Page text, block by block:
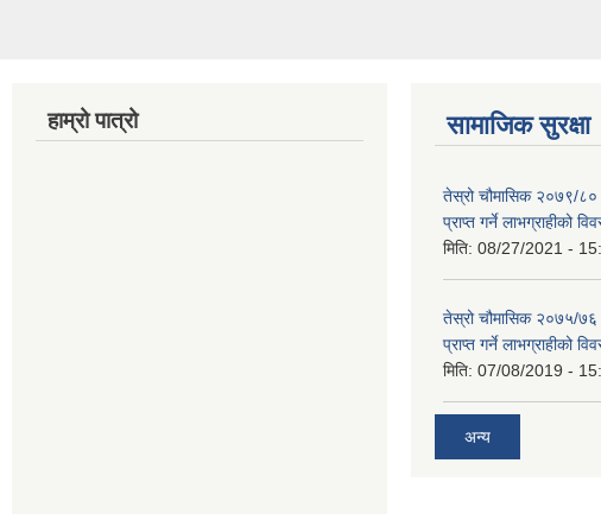
हाम्रो पात्रो सामाजिक सुरक्षा
तेस्रो चौमासिक २०७९/८०
प्राप्त गर्ने लाभग्राहीको
मिति: 08/27/2021 -
तेस्रो चौमासिक २०७५/७६
प्राप्त गर्ने लाभग्राहीको
मिति: 07/08/2019 -
अन्य